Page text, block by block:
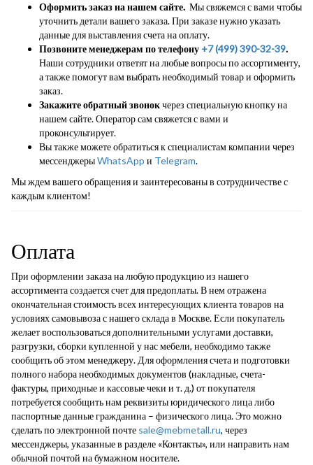
Оформить заказ на нашем сайте. Мы свяжемся с вами чтобы
уточнить детали вашего заказа. При заказе нужно указать
данные для выставления счета на оплату.
Позвоните менеджерам по телефону +7 (499) 390-32-39.
Наши сотрудники ответят на любые вопросы по ассортименту,
а также помогут вам выбрать необходимый товар и оформить
заказ.
Закажите обратный звонокчерез специальную кнопку на
нашем сайте. Оператор сам свяжется с вами и
проконсультирует.
Вы также можете обратиться к специалистам компании через
мессенджерыWhatsApp и Telegram.
Мы ждем вашего обращения и заинтересованы в сотрудничестве с
каждым клиентом!
Оплата
При оформлении заказа на любую продукцию из нашего
ассортимента создается счет для предоплаты. В нем отражена
окончательная стоимость всех интересующих клиента товаров на
условиях самовывоза с нашего склада в Москве. Если покупатель
желает воспользоваться дополнительными услугами доставки,
разгрузки, сборки купленной у нас мебели, необходимо также
сообщить об этом менеджеру. Для оформления счета и подготовки
полного набора необходимых документов (накладные, счета-
фактуры, приходные и кассовые чеки и т. д.) от покупателя
потребуется сообщить нам реквизиты юридического лица либо
паспортные данные гражданина – физического лица. Это можно
сделать по электронной почте sale@mebmetall.ru, через
мессенджеры, указанные в разделе «Контакты», или направить нам
обычной почтой на бумажном носителе.